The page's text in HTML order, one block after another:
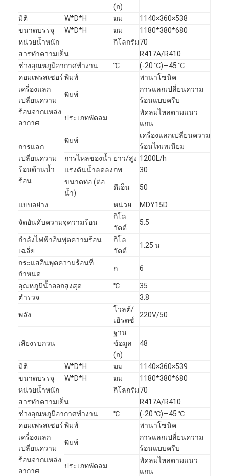
(ก)
มิติ W*D*H มม
1140×360×538
ขนาดบรรจุ
W*D*H มม
1180*380*680
หน่วยน้ำหนัก
กิโลกรัม70
สารทำความเย็น
R417A/R410
ช่วงอุณหภูมิอากาศทำงาน
℃
(-20 ℃)—45 ℃
คอมเพรสเซอร์ พิมพ์
พานาโซนิค
เครื่องแลก
เปลี่ยนความ
ร้อนจากแหล่ง
อากาศ
พิมพ์
การแลกเปลี่ยนความ
ร้อนแบบครีบ
ประเภทพัดลม
พัดลมไหลตามแนว
แกน
การแลก
เปลี่ยนความ
ร้อนด้านน้ำ
ร้อน
พิมพ์
เครื่องแลกเปลี่ยนความ
ร้อนไทเทเนียม
การไหลของน้ำ ยาว/สูง 1200L/h
แรงดันน้ำลดลงกพ
30
ขนาดท่อ (ต่อ
น้ำ)
ดีเอ็น 50
แบบอย่าง หน่วย MDY15D
จัดอันดับความจุความร้อน
กิโล
วัตต์
5.5
กำลังไฟฟ้าอินพุตความร้อน
เฉลี่ย
กิโล
วัตต์
1.25 น
กระแสอินพุตความร้อนที่
กำหนด
ก 6
อุณหภูมิน้ำออกสูงสุด ℃
35
ตำรวจ
3.8
พลัง
โวลต์/
เฮิรตซ์
220V/50
เสียงรบกวน
ฐาน
ข้อมูล
(ก)
48
มิติ W*D*H มม
1140×360×539
ขนาดบรรจุ
W*D*H มม
1180*380*680
หน่วยน้ำหนัก
กิโลกรัม70
สารทำความเย็น
R417A/R410
ช่วงอุณหภูมิอากาศทำงาน
℃
(-20 ℃)—45 ℃
คอมเพรสเซอร์ พิมพ์
พานาโซนิค
เครื่องแลก
เปลี่ยนความ
ร้อนจากแหล่ง
อากาศ
พิมพ์
การแลกเปลี่ยนความ
ร้อนแบบครีบ
ประเภทพัดลม
พัดลมไหลตามแนว
แกน